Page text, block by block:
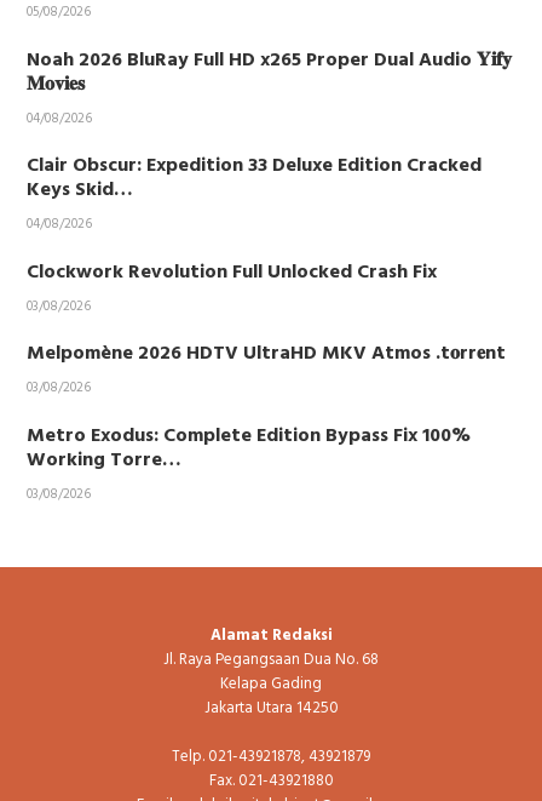
05/08/2026
Noah 2026 BluRay Full HD x265 Proper Dual Audio 𝐘𝐢𝐟𝐲
𝐌𝐨𝐯𝐢𝐞𝐬
04/08/2026
Clair Obscur: Expedition 33 Deluxe Edition Cracked
Keys Skid…
04/08/2026
Clockwork Revolution Full Unlocked Crash Fix
03/08/2026
Melpomène 2026 HDTV UltraHD MKV Atmos .t𝐨rr𝐞nt
03/08/2026
Metro Exodus: Complete Edition Bypass Fix 100%
Working Torre…
03/08/2026
Alamat Redaksi
Jl. Raya Pegangsaan Dua No. 68
Kelapa Gading
Jakarta Utara 14250
Telp. 021-43921878, 43921879
Fax. 021-43921880